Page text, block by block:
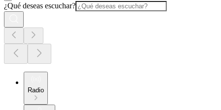
¿Qué deseas escuchar?
Radio